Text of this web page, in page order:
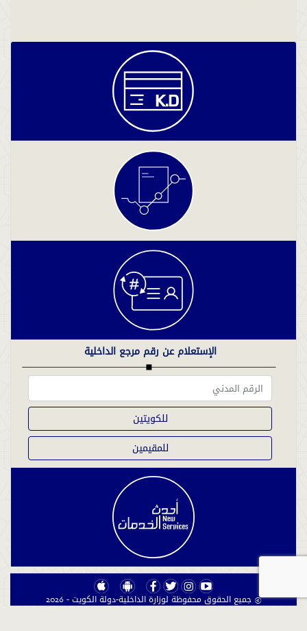
الإستعلام عن رقم مرجع الداخلية
للكويتين
للمقيمين
© جميع الحقوق محفوظة لوزارة الداخلية-دولة الكويت - 2026